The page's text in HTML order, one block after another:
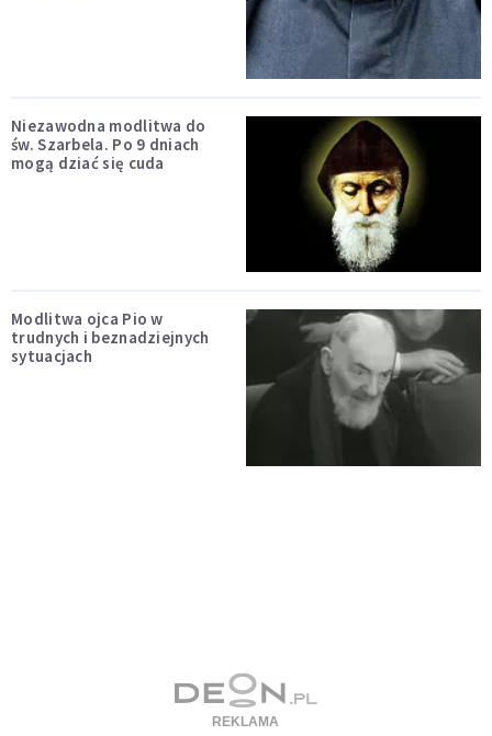
Niezawodna modlitwa do
św. Szarbela. Po 9 dniach
mogą dziać się cuda
Modlitwa ojca Pio w
trudnych i beznadziejnych
sytuacjach